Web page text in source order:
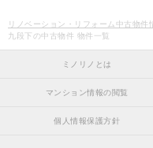
リノベーション・リフォーム中古物件
九段下の中古物件 物件一覧
ミノリノとは
マンション情報の閲覧
個人情報保護方針